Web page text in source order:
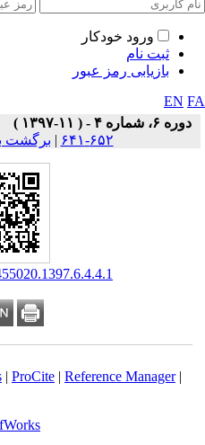
ورود خودکار
ثبت نام
بازیابی رمز عبور
EN
دوره ۶، شماره ۴ - ( ۱۱-۱۳۹۷ )
۶۵۲-۶۴۱
| برگشت
|ProCite |Reference Manager